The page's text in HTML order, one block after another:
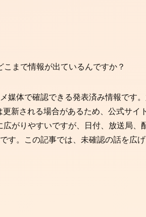
まで情報が出ているんですか？
媒体で確認できる発表済み情報です
新される場合があるため、公式サイ
がりやすいですが、日付、放送局、
す。この記事では、未確認の話を広